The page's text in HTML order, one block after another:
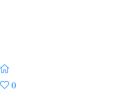
0